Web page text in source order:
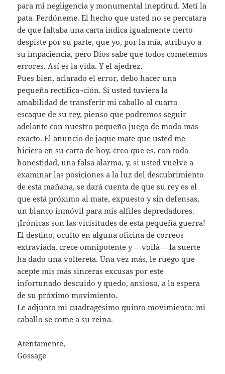
para mi negligencia y monumental ineptitud. Metí la
pata. Perdóneme. El hecho que usted no se percatara
de que faltaba una carta indica igualmente cierto
despiste por su parte, que yo, por la mía, atribuyo a
su impaciencia, pero Dios sabe que todos cometemos
errores. Así es la vida. Y el ajedrez.
Pues bien, aclarado el error, debo hacer una
pequeña rectifica¬ción. Si usted tuviera la
amabilidad de transferir mi caballo al cuarto
escaque de su rey, pienso que podremos seguir
adelante con nuestro pequeño juego de modo más
exacto. El anuncio de jaque mate que usted me
hiciera en su carta de hoy, creo que es, con toda
honestidad, una falsa alarma, y, si usted vuelve a
examinar las posiciones a la luz del descubrimiento
de esta mañana, se dará cuenta de que su rey es el
que está próximo al mate, expuesto y sin defensas,
un blanco inmóvil para mis alfiles depredadores.
¡Irónicas son las vicisitudes de esta pequeña guerra!
El destino, oculto en alguna oficina de correos
extraviada, crece omnipotente y —voilà— la suerte
ha dado una voltereta. Una vez más, le ruego que
acepte mis más sinceras excusas por este
infortunado descuido y quedo, ansioso, a la espera
de su próximo movimiento.
Le adjunto mi cuadragésimo quinto movimiento: mi
caballo se come a su reina.
Atentamente,
Gossage